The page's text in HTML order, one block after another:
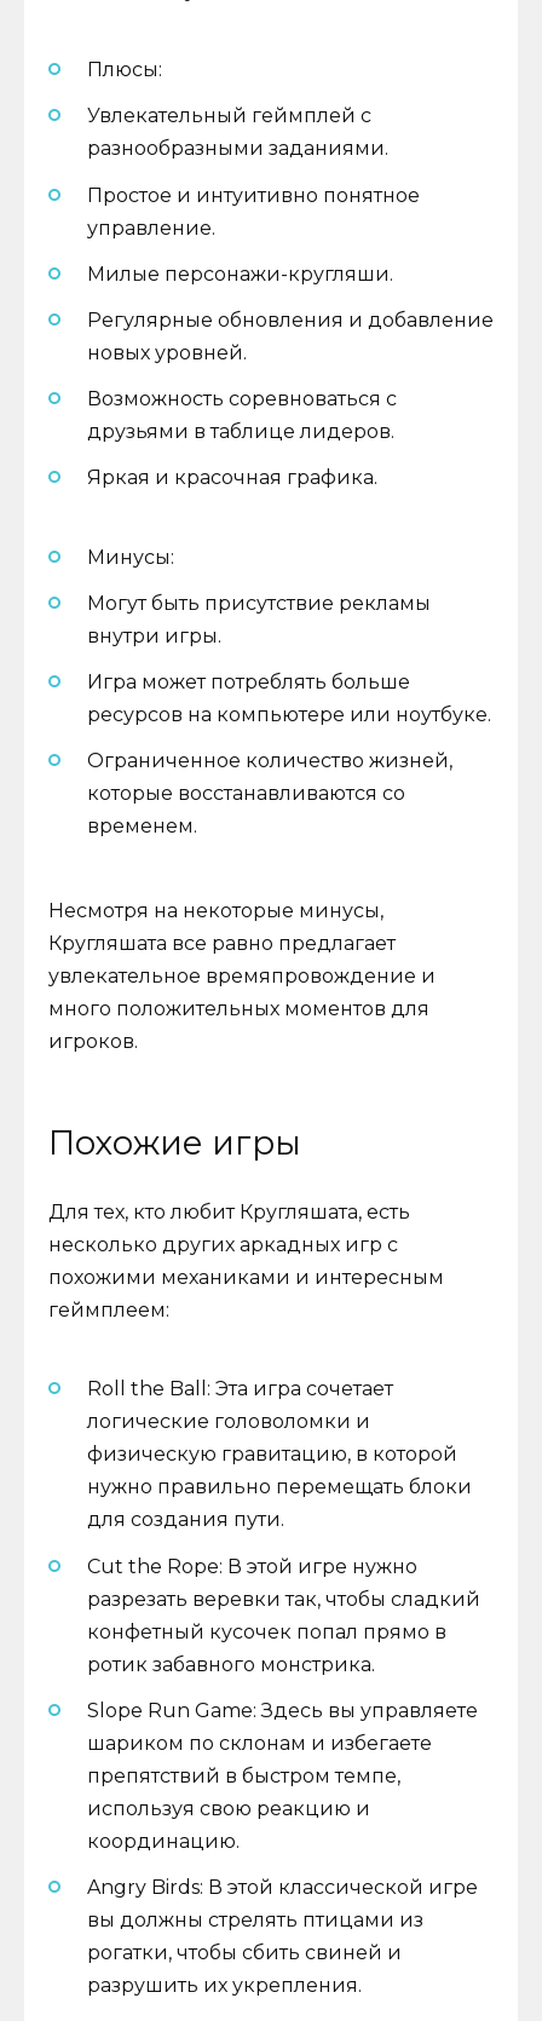
Плюсы:
Увлекательный геймплей с
разнообразными заданиями.
Простое и интуитивно понятное
управление.
Милые персонажи-кругляши.
Регулярные обновления и добавление
новых уровней.
Возможность соревноваться с
друзьями в таблице лидеров.
Яркая и красочная графика.
Минусы:
Могут быть присутствие рекламы
внутри игры.
Игра может потреблять больше
ресурсов на компьютере или ноутбуке.
Ограниченное количество жизней,
которые восстанавливаются со
временем.
Несмотря на некоторые минусы,
Кругляшата все равно предлагает
увлекательное времяпровождение и
много положительных моментов для
игроков.
Похожие игры
Для тех, кто любит Кругляшата, есть
несколько других аркадных игр с
похожими механиками и интересным
геймплеем:
Roll the Ball: Эта игра сочетает
логические головоломки и
физическую гравитацию, в которой
нужно правильно перемещать блоки
для создания пути.
Cut the Rope: В этой игре нужно
разрезать веревки так, чтобы сладкий
конфетный кусочек попал прямо в
ротик забавного монстрика.
Slope Run Game: Здесь вы управляете
шариком по склонам и избегаете
препятствий в быстром темпе,
используя свою реакцию и
координацию.
Angry Birds: В этой классической игре
вы должны стрелять птицами из
рогатки, чтобы сбить свиней и
разрушить их укрепления.